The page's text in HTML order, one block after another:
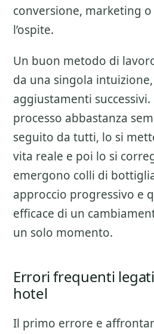
conversione, marketing
l’ospite.
Un buon metodo di
da una singola
aggiustamenti
processo abbastanza
seguito da tutti, lo si
vita reale e poi lo si
emergono colli di
approccio progressivo e
efficace di un
un solo momento.
Errori frequenti
hotel
Il primo errore e